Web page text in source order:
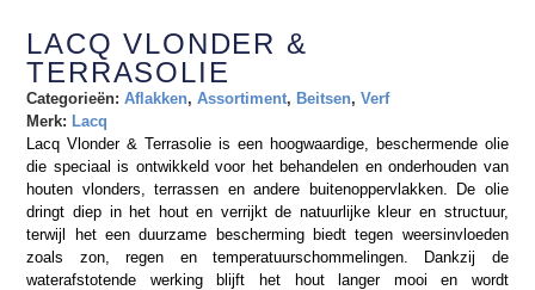
LACQ VLONDER &
TERRASOLIE
Categorieën: Aflakken,Assortiment, Beitsen,Verf
Merk: Lacq
Lacq Vlonder & Terrasolie is een hoogwaardige, beschermende olie
die speciaal is ontwikkeld voor het behandelen en onderhouden van
houten vlonders, terrassen en andere buitenoppervlakken. De olie
dringt diep in het hout en verrijkt de natuurlijke kleur en structuur,
terwijl het een duurzame bescherming biedt tegen weersinvloeden
zoals zon, regen en temperatuurschommelingen. Dankzij de
waterafstotende werking blijft het hout langer mooi en wordt